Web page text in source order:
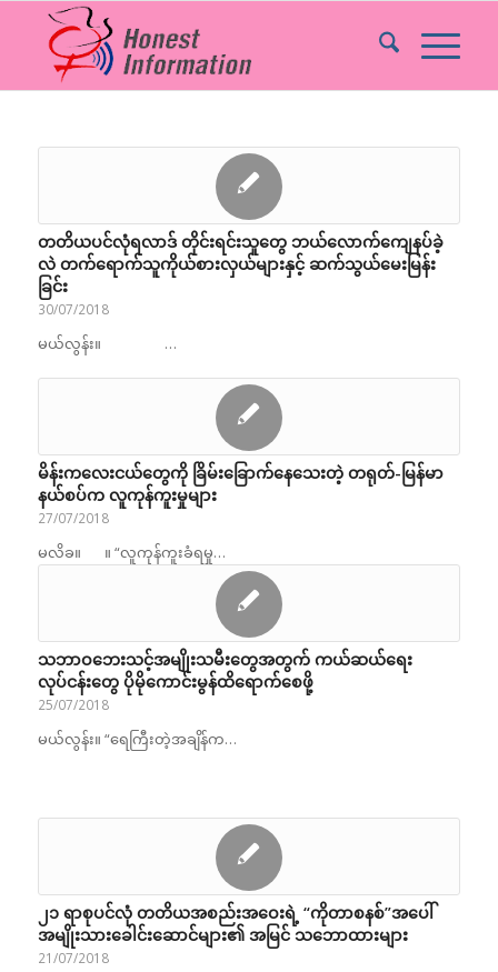
တတိယပင်လုံရလာဒ် တိုင်းရင်းသူတွေ ဘယ်လောက်ကျေနပ်ခဲ့
လဲ တက်ရောက်သူကိုယ်စားလှယ်များနှင့် ဆက်သွယ်မေးမြန်း
ခြင်း
30/07/2018
မယ်လွန်း။ …
မိန်းကလေးငယ်တွေကို ခြိမ်းခြောက်နေသေးတဲ့ တရုတ်-မြန်မာ
နယ်စပ်က လူကုန်ကူးမှုများ
27/07/2018
မလိခ။ ။ “လူကုန်ကူးခံရမှု…
သဘာဝဘေးသင့်အမျိုးသမီးတွေအတွက် ကယ်ဆယ်ရေး
လုပ်ငန်းတွေ ပိုမိုကောင်းမွန်ထိရောက်စေဖို့
25/07/2018
မယ်လွန်း။ “ရေကြီးတဲ့အချိန်က…
၂၁ ရာစုပင်လုံ တတိယအစည်းအဝေးရဲ့ “ကိုတာစနစ်”အပေါ်
အမျိုးသားခေါင်းဆောင်များ၏ အမြင် သဘောထားများ
21/07/2018